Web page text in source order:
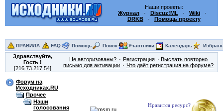
Наши проекты:
Журнал · Discuz!ML · Wiki ·
DRKB· Помощь проекту
ПРАВИЛА FAQ Помощь Поиск Участники Календарь
Здравствуйте,
Гость!
[216.73.217.54]
Не авторизованы? Регистрация
Выслать повторно
письмо для активации
Что даёт регистрация на форуме?
Форум на
Исходниках.RU
Прочее
Наши
голосования
Нравится ресурс?